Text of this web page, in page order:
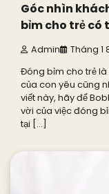
Góc nhìn
bỉm cho trẻ có
Admin Tháng 1
Đóng bỉm cho trẻ là
của con yêu cũng
viết này, hãy để
vời của việc đóng
tại […]